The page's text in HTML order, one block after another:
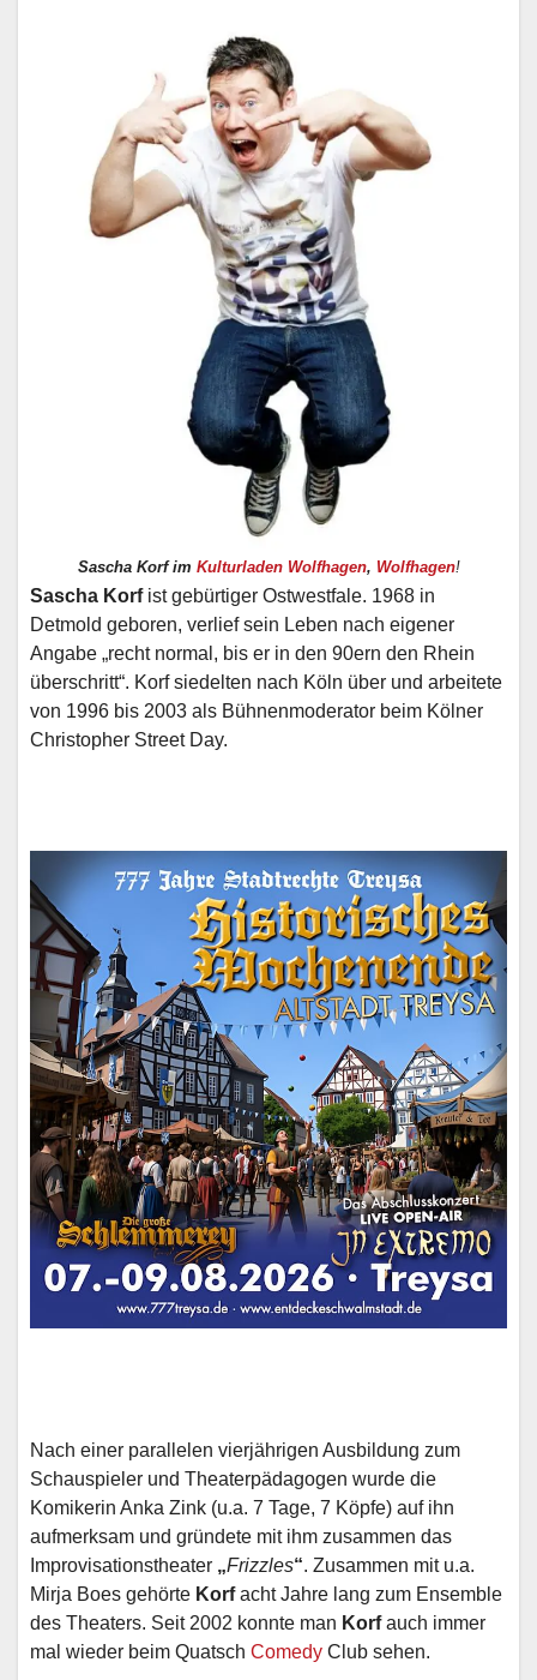
Sascha Korf im Kulturladen Wolfhagen, Wolfhagen!
Sascha Korfist gebürtiger Ostwestfale. 1968 in
Detmold geboren, verlief sein Leben nach eigener
Angabe „recht normal, bis er in den 90ern den Rhein
überschritt“. Korf siedelten nach Köln über und arbeitete
von 1996 bis 2003 als Bühnenmoderator beim Kölner
Christopher Street Day.
Nach einer parallelen vierjährigen Ausbildung zum
Schauspieler und Theaterpädagogen wurde die
Komikerin Anka Zink (u.a. 7 Tage, 7 Köpfe) auf ihn
aufmerksam und gründete mit ihm zusammen das
Improvisationstheater „Frizzles“. Zusammen mit u.a.
Mirja Boes gehörte Korfacht Jahre lang zum Ensemble
des Theaters. Seit 2002 konnte man Korfauch immer
mal wieder beim Quatsch Comedy Club sehen.